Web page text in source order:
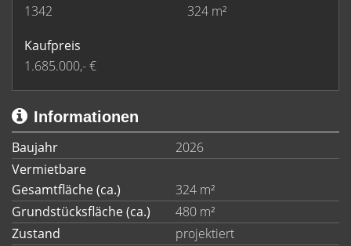
1342
324 m²
Kaufpreis
1.685.000,- €
Informationen
Baujahr
2026
Vermietbare
Gesamtfläche (ca.)
324 m²
Grundstücksfläche (ca.)
480 m²
Zustand
projektiert